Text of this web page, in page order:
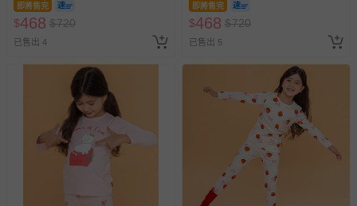
即將售完
$468 $720
已售出 4
即將售完
$468 $720
已售出 5